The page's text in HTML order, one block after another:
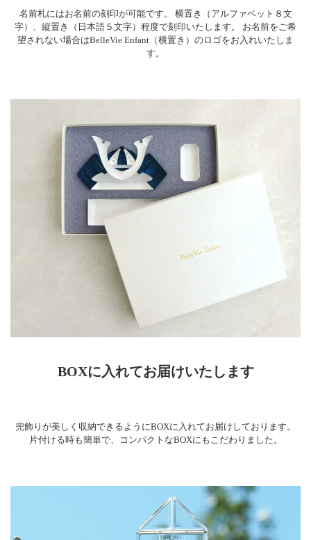
名前札にはお名前の刻印が可能です。
横置き（アルファベット８文
字）、縦置き（日本語５文字）程度で刻印いたします。
お名前をご希
望されない場合はBelleVie Enfant（横置き）のロゴをお入れいたしま
す。
BOXに入れてお届けいたします
兜飾りが美しく収納できるようにBOXに入れてお届けしております。
片付ける時も簡単で、コンパクトなBOXにもこだわりました。